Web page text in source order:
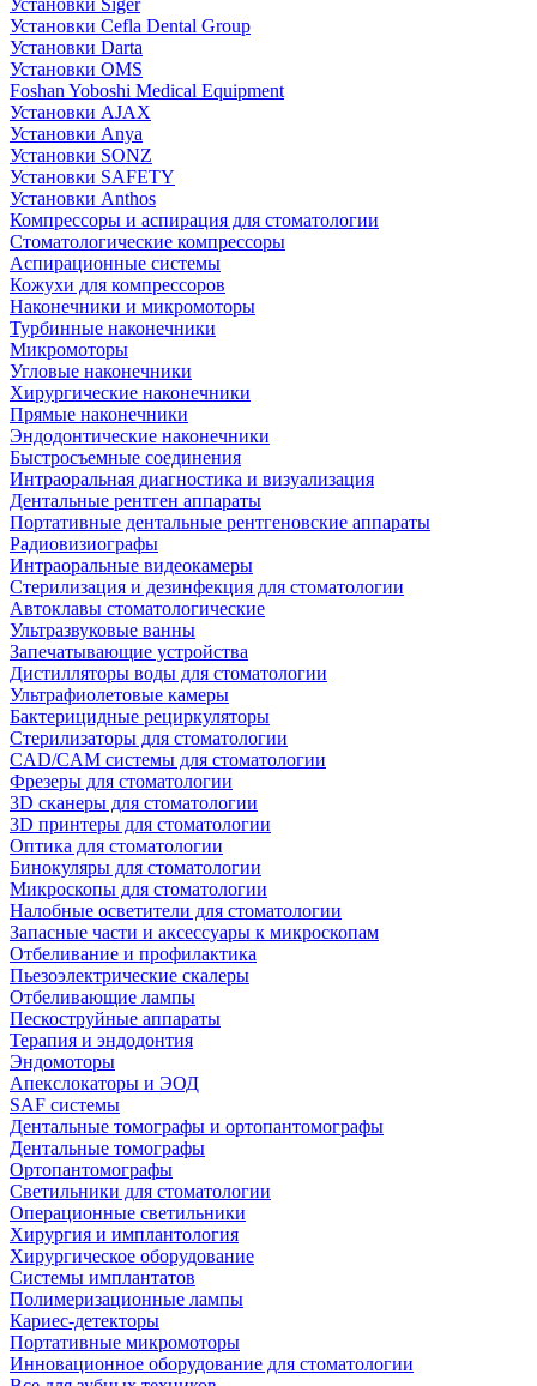
Установки Siger
Установки Cefla Dental Group
Установки Darta
Установки OMS
Foshan Yoboshi Medical Equipment
Установки AJAX
Установки Anya
Установки SONZ
Установки SAFETY
Установки Anthos
Компрессоры и аспирация для стоматологии
Стоматологические компрессоры
Аспирационные системы
Кожухи для компрессоров
Наконечники и микромоторы
Турбинные наконечники
Микромоторы
Угловые наконечники
Хирургические наконечники
Прямые наконечники
Эндодонтические наконечники
Быстросъемные соединения
Интраоральная диагностика и визуализация
Дентальные рентген аппараты
Портативные дентальные рентгеновские аппараты
Радиовизиографы
Интраоральные видеокамеры
Стерилизация и дезинфекция для стоматологии
Автоклавы стоматологические
Ультразвуковые ванны
Запечатывающие устройства
Дистилляторы воды для стоматологии
Ультрафиолетовые камеры
Бактерицидные рециркуляторы
Стерилизаторы для стоматологии
CAD/CAM системы для стоматологии
Фрезеры для стоматологии
3D cканеры для стоматологии
3D принтеры для стоматологии
Оптика для стоматологии
Бинокуляры для стоматологии
Микроскопы для стоматологии
Налобные осветители для стоматологии
Запасные части и аксессуары к микроскопам
Отбеливание и профилактика
Пьезоэлектрические скалеры
Отбеливающие лампы
Пескоструйные аппараты
Терапия и эндодонтия
Эндомоторы
Апекслокаторы и ЭОД
SAF системы
Дентальные томографы и ортопантомографы
Дентальные томографы
Ортопантомографы
Светильники для стоматологии
Операционные светильники
Хирургия и имплантология
Хирургическое оборудование
Системы имплантатов
Полимеризационные лампы
Кариес-детекторы
Портативные микромоторы
Инновационное оборудование для стоматологии